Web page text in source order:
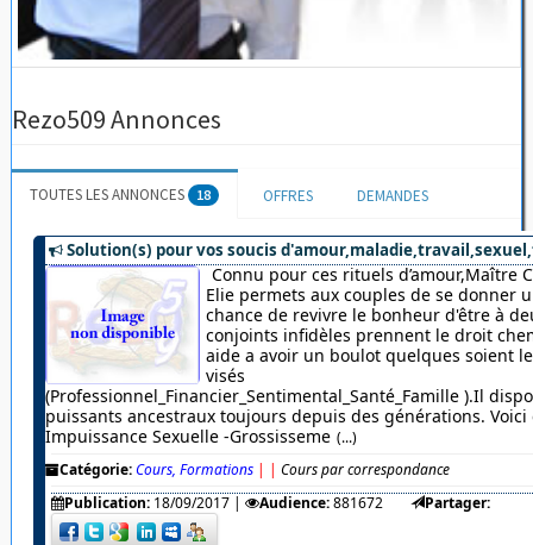
Rezo509 Annonces
TOUTES LES ANNONCES 18 OFFRES DEMANDES
Solution(s) pour vos soucis
Connu pour ces rituels d’amour,Maître
Elie permets aux couples de se donner
chance de revivre le bonheur d'être à
conjoints infidèles prennent le droit
aide a avoir un boulot quelques soient
visés
(Professionnel_Financier_Sentimental_Santé_Famille ).Il
puissants ancestraux toujours depuis des générations. Voici
Impuissance Sexuelle -Grossisseme (...)
Catégorie:Cours, Formations | | Cours par correspondance
Publication: 18/09/2017| Audience:881672 Partager: